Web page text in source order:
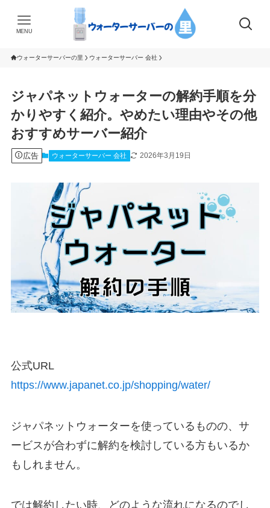
MENU
ウォーターサーバーの里 ウォーターサーバー 会社
ジャパネットウォーターの解約手順を分
かりやすく紹介。やめたい理由やその他
おすすめサーバー紹介
広告 ウォーターサーバー 会社 2026年3月19日
公式URL
https://www.japanet.co.jp/shopping/water/
ジャパネットウォーターを使っているものの、サ
ービスが合わずに解約を検討している方もいるか
もしれません。
では解約したい時、
どのような流れになるのでし